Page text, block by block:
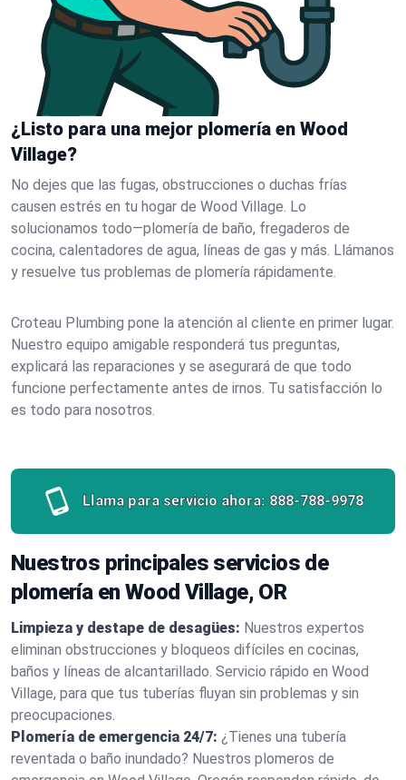
¿Listo para una mejor plomería en Wood
Village?
No dejes que las fugas, obstrucciones o duchas frías
causen estrés en tu hogar de Wood Village. Lo
solucionamos todo—plomería de baño, fregaderos de
cocina, calentadores de agua, líneas de gas y más. Llámanos
y resuelve tus problemas de plomería rápidamente.
Croteau Plumbing pone la atención al cliente en primer lugar.
Nuestro equipo amigable responderá tus preguntas,
explicará las reparaciones y se asegurará de que todo
funcione perfectamente antes de irnos. Tu satisfacción lo
es todo para nosotros.
Llama para servicio ahora: 888-788-9978
Nuestros principales servicios de
plomería en Wood Village, OR
Limpieza y destape de desagües: Nuestros expertos
eliminan obstrucciones y bloqueos difíciles en cocinas,
baños y líneas de alcantarillado. Servicio rápido en Wood
Village, para que tus tuberías fluyan sin problemas y sin
preocupaciones.
Plomería de emergencia 24/7: ¿Tienes una tubería
reventada o baño inundado? Nuestros plomeros de